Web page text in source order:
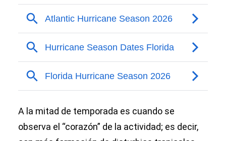
A la mitad de temporada es cuando se
observa el “corazón” de la actividad; es decir,